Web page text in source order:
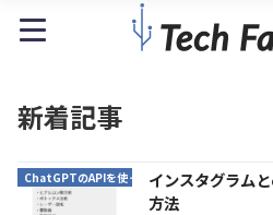
新着記事
ChatGPTのAPIを使ったシステム開発
インスタグラム
方法